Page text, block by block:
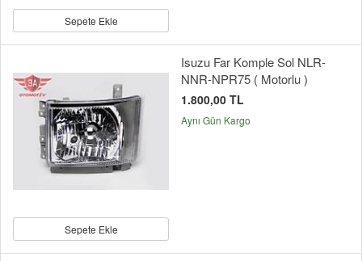
Sepete Ekle
Sepete Ekle
Isuzu Far Komple Sol NLR-
NNR-NPR75 ( Motorlu )
1.800,00 TL
Aynı Gün Kargo